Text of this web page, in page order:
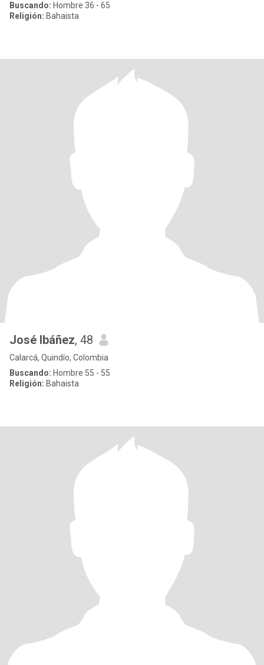
Buscando: Hombre 36 - 65
Religión: Bahaista
José Ibáñez, 48
Calarcá, Quindío, Colombia
Buscando: Hombre 55 - 55
Religión: Bahaista